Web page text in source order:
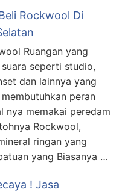
Rockwool Di
Ruangan yang
seperti studio,
dan lainnya yang
peran
nya memakai peredam
Rockwool,
ringan yang
yang Biasanya …
! Jasa